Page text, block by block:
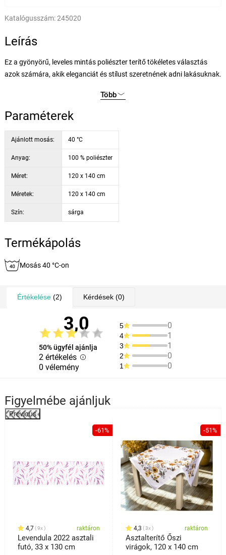
Katalógusszám:245020
Leírás
Ez a gyönyörű, leveles mintás poliészter terítő tökéletes választás
azok számára, akik eleganciát és stílust szeretnének adni lakásuknak.
Ideális mindennapi használatra és különleges alkalmakra egyaránt.
Több
Paraméterek
Ajánlott mosás: 40 °C
Anyag: 100 % poliészter
Méret: 120 x 140 cm
Méretek: 120 x 140 cm
Szín: sárga
Termékápolás
Mosás 40 °C-on
Értékelése(2) Kérdések(0)
3,0
50% ügyfél ajánlja
2 értékelés
0 vélemény
5 0
4 1
3 1
2 0
1 0
Figyelmébe ajánljuk
Previous
-61%
4,7 9x raktáron
Levendula 2022 asztali
futó, 33 x 130 cm
-51%
4,3 3x raktáron
Asztalterítő Őszi
virágok, 120 x 140 cm